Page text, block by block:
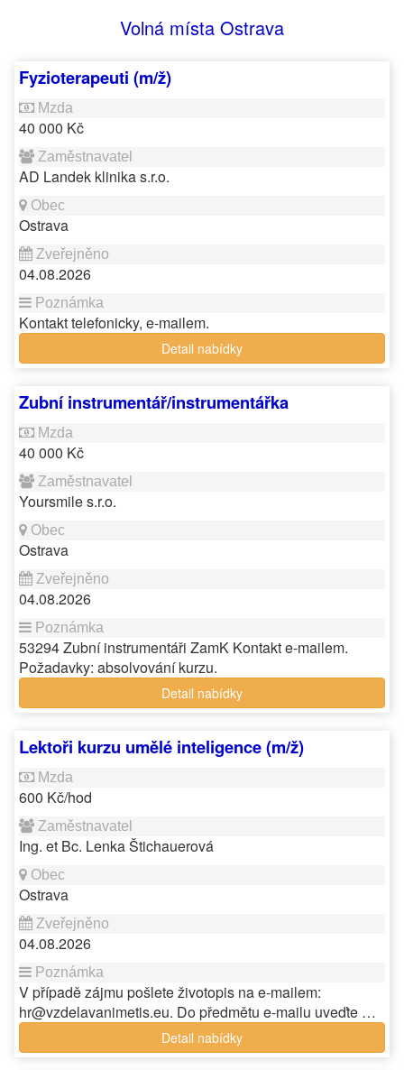
Volná místa Ostrava
Fyzioterapeuti (m/ž)
40 000 Kč
AD Landek klinika s.r.o.
Ostrava
04.08.2026
Kontakt telefonicky, e-mailem.
Detail nabídky
Zubní instrumentář/instrumentářka
40 000 Kč
Yoursmile s.r.o.
Ostrava
04.08.2026
53294 Zubní instrumentáři ZamK Kontakt e-mailem.
Požadavky: absolvování kurzu.
Detail nabídky
Lektoři kurzu umělé inteligence (m/ž)
600 Kč/hod
Ing. et Bc. Lenka Štichauerová
Ostrava
04.08.2026
V případě zájmu pošlete životopis na e-mailem:
hr@vzdelavanimetis.eu. Do předmětu e-mailu uveďte …
Detail nabídky